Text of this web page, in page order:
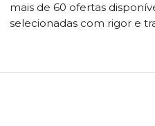
mais de 60 ofertas
selecionadas com rigor e